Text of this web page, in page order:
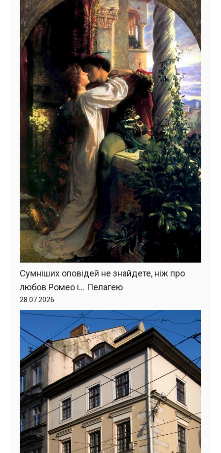
Сумніших оповідей не знайдете, ніж про
любов Ромео і… Пелагею
28.07.2026